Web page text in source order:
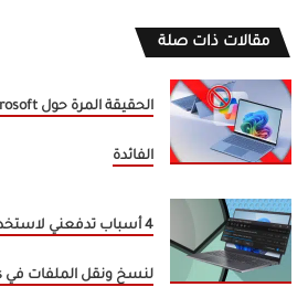
مقالات ذات صلة
الفائدة
لنسخ ونقل الملفات في Windows